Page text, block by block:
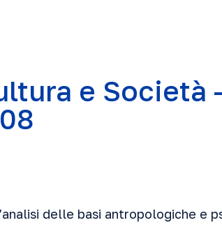
e Società
delle basi antropologiche e